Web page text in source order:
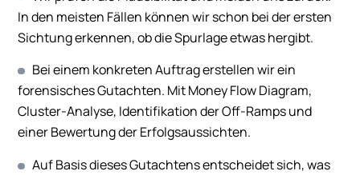
In den meisten Fällen können wir schon bei der ersten
Sichtung erkennen, ob die Spurlage etwas hergibt.
Bei einem konkreten Auftrag erstellen wir ein
forensisches Gutachten. Mit Money Flow Diagram,
Cluster-Analyse, Identifikation der Off-Ramps und
einer Bewertung der Erfolgsaussichten.
Auf Basis dieses Gutachtens entscheidet sich, was